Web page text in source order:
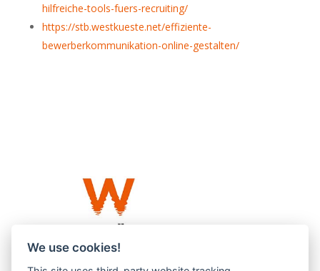
hilfreiche-tools-fuers-recruiting/
https://stb.westkueste.net/effiziente-
bewerberkommunikation-online-gestalten/
We use cookies!